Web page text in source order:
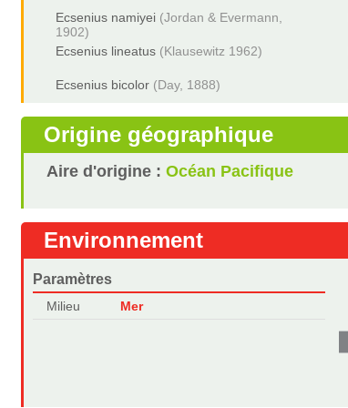
Ecsenius namiyei (Jordan & Evermann,
1902)
Ecsenius lineatus (Klausewitz 1962)
Ecsenius bicolor (Day, 1888)
Origine géographique
Aire d'origine :Océan Pacifique
Environnement
Paramètres
Milieu Mer